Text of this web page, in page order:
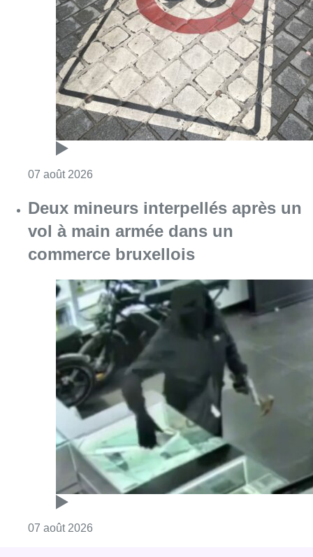
07 août 2026
Deux mineurs interpellés après un
vol à main armée dans un
commerce bruxellois
07 août 2026